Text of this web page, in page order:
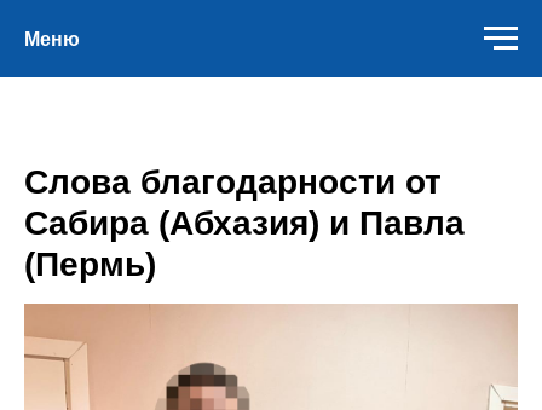
Меню
Слова благодарности от
Сабира (Абхазия) и Павла
(Пермь)